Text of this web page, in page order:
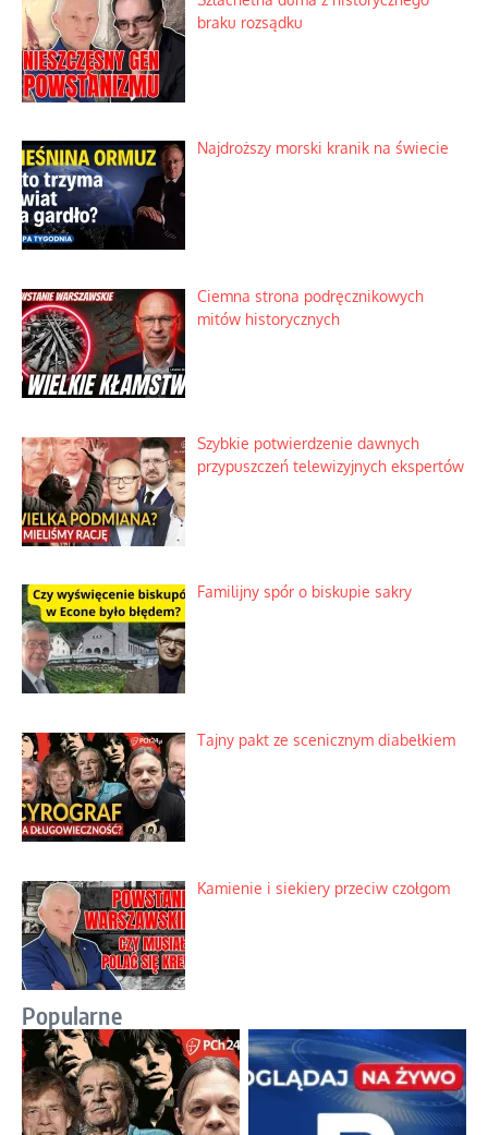
braku rozsądku
Najdroższy morski kranik na świecie
Ciemna strona podręcznikowych
mitów historycznych
Szybkie potwierdzenie dawnych
przypuszczeń telewizyjnych ekspertów
Familijny spór o biskupie sakry
Tajny pakt ze scenicznym diabełkiem
Kamienie i siekiery przeciw czołgom
Popularne